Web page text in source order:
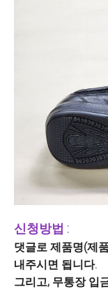
신청방법 :
댓글로 제품명(제
내주시면 됩니다.
그리고, 무통장 입